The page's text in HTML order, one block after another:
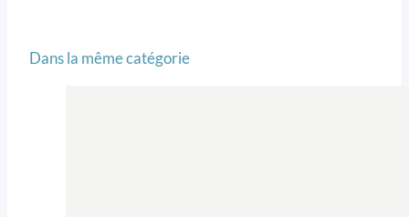
Dans la même catégorie